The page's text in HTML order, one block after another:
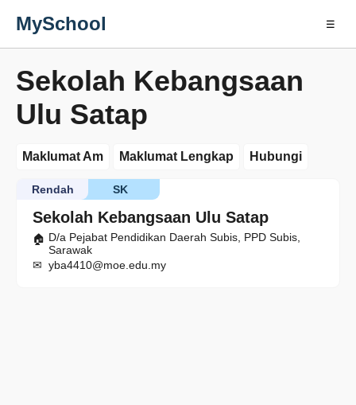
MySchool ☰
Sekolah Kebangsaan
Ulu Satap
Maklumat Am Maklumat Lengkap Hubungi
Sekolah Kebangsaan Ulu Satap
SK
Rendah
D/a Pejabat Pendidikan Daerah Subis, PPD Subis,
Sarawak
yba4410@moe.edu.my